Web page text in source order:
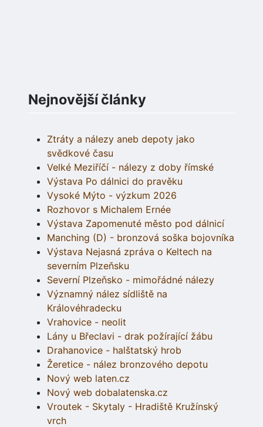
Nejnovější články
Ztráty a nálezy aneb depoty jako
svědkové času
Velké Meziříčí - nálezy z doby římské
Výstava Po dálnici do pravěku
Vysoké Mýto - výzkum 2026
Rozhovor s Michalem Ernée
Výstava Zapomenuté město pod dálnicí
Manching (D) - bronzová soška bojovníka
Výstava Nejasná zpráva o Keltech na
severním Plzeňsku
Severní Plzeňsko - mimořádné nálezy
Významný nález sídliště na
Královéhradecku
Vrahovice - neolit
Lány u Břeclavi - drak požírající žábu
Drahanovice - halštatský hrob
Žeretice - nález bronzového depotu
Nový web laten.cz
Nový web dobalatenska.cz
Vroutek - Skytaly - Hradiště Kružínský
vrch